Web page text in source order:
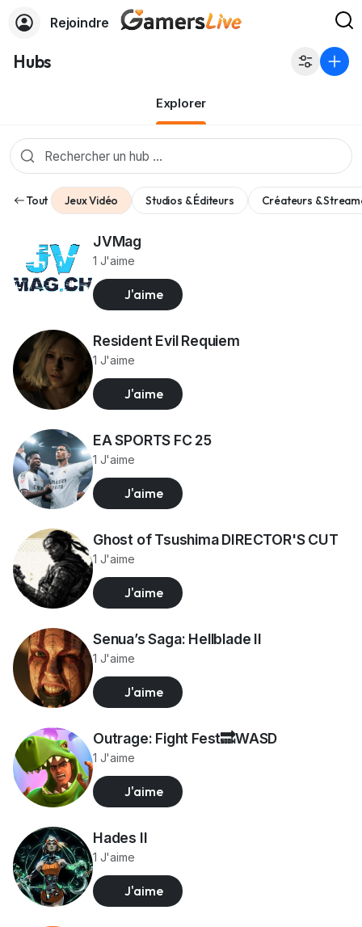
Rejoindre
Hubs
Explorer
Tout Jeux Vidéo Studios & Éditeurs Créateurs &
JVMag
1 J'aime
J'aime
Resident Evil Requiem
1 J'aime
J'aime
EA SPORTS FC 25
1 J'aime
J'aime
Ghost of Tsushima DIRECTOR'S CUT
1 J'aime
J'aime
Senua’s Saga: Hellblade II
1 J'aime
J'aime
Outrage: Fight Fest🔜WASD
1 J'aime
J'aime
Hades II
1 J'aime
J'aime